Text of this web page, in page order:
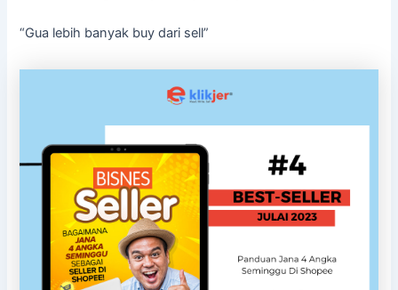
“Gua lebih banyak buy dari sell”